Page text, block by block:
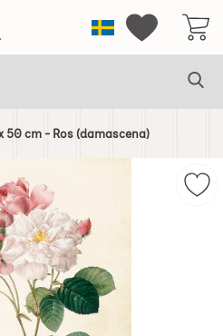
för NostalgiskaSverigeMina
50 cm - Ros (damascena)